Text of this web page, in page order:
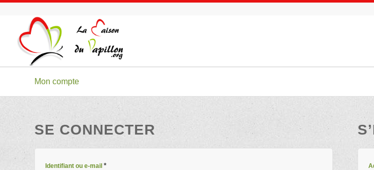
Mon compte
SE CONNECTER
Identifiant ou e-mail *